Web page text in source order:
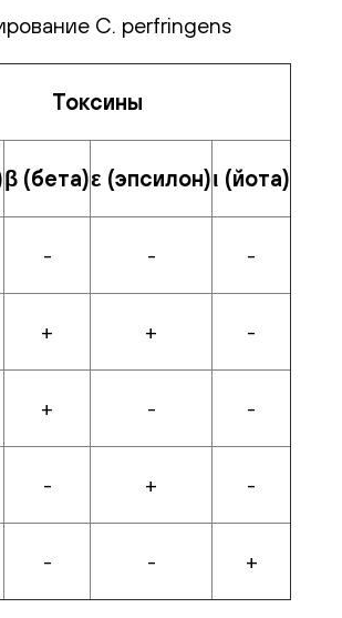
C. perfringens
Токсины
β (бета)ε (эпсилон)ι (йота)
- - -
+ + -
+ - -
- + -
- - +